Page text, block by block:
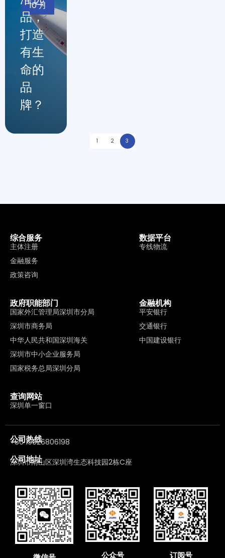
10 月
品，
打造
有生
命的
品
牌？
1 2 3
综合服务
主体注册
金融服务
政策咨询
数据平台
专线物流
政府职能部门
国家外汇管理局深圳市分局
深圳市商务局
中华人民共和国深圳海关
深圳市中小企业服务局
国家税务总局深圳分局
金融机构
平安银行
交通银行
中国建设银行
查询网站
深圳单一窗口
公司热线
+86 19926806198
公司地址
深圳市南山区深圳湾生态科技园2栋C座
公众号 订阅号